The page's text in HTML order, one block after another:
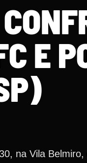
E
na Vila Belmiro,